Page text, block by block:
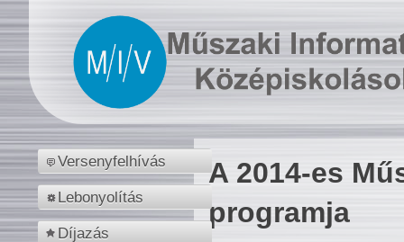
Versenyfelhívás
Lebonyolítás
Díjazás
A 2014-es
programja